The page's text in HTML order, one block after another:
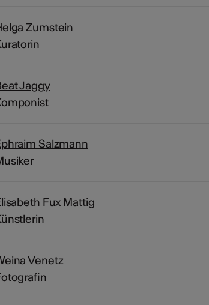
Zumstein
Jaggy
Salzmann
Fux Mattig
Venetz